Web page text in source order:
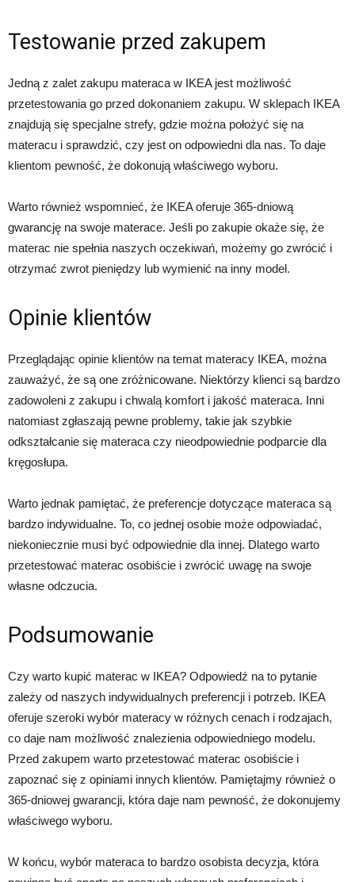
Testowanie przed zakupem
Jedną z zalet zakupu materaca w IKEA jest możliwość
przetestowania go przed dokonaniem zakupu. W sklepach IKEA
znajdują się specjalne strefy, gdzie można położyć się na
materacu i sprawdzić, czy jest on odpowiedni dla nas. To daje
klientom pewność, że dokonują właściwego wyboru.
Warto również wspomnieć, że IKEA oferuje 365-dniową
gwarancję na swoje materace. Jeśli po zakupie okaże się, że
materac nie spełnia naszych oczekiwań, możemy go zwrócić i
otrzymać zwrot pieniędzy lub wymienić na inny model.
Opinie klientów
Przeglądając opinie klientów na temat materacy IKEA, można
zauważyć, że są one zróżnicowane. Niektórzy klienci są bardzo
zadowoleni z zakupu i chwalą komfort i jakość materaca. Inni
natomiast zgłaszają pewne problemy, takie jak szybkie
odkształcanie się materaca czy nieodpowiednie podparcie dla
kręgosłupa.
Warto jednak pamiętać, że preferencje dotyczące materaca są
bardzo indywidualne. To, co jednej osobie może odpowiadać,
niekoniecznie musi być odpowiednie dla innej. Dlatego warto
przetestować materac osobiście i zwrócić uwagę na swoje
własne odczucia.
Podsumowanie
Czy warto kupić materac w IKEA? Odpowiedź na to pytanie
zależy od naszych indywidualnych preferencji i potrzeb. IKEA
oferuje szeroki wybór materacy w różnych cenach i rodzajach,
co daje nam możliwość znalezienia odpowiedniego modelu.
Przed zakupem warto przetestować materac osobiście i
zapoznać się z opiniami innych klientów. Pamiętajmy również o
365-dniowej gwarancji, która daje nam pewność, że dokonujemy
właściwego wyboru.
W końcu, wybór materaca to bardzo osobista decyzja, która